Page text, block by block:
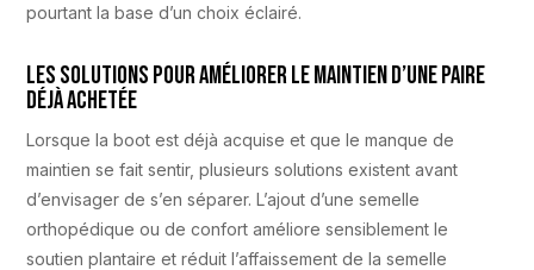
pourtant la base d’un choix éclairé.
Les solutions pour améliorer le maintien d’une paire
déjà achetée
Lorsque la boot est déjà acquise et que le manque de
maintien se fait sentir, plusieurs solutions existent avant
d’envisager de s’en séparer. L’ajout d’une semelle
orthopédique ou de confort améliore sensiblement le
soutien plantaire et réduit l’affaissement de la semelle